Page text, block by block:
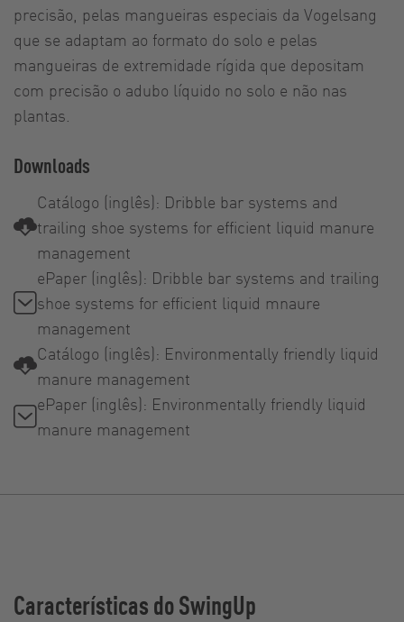
precisão, pelas mangueiras especiais da Vogelsang
que se adaptam ao formato do solo e pelas
mangueiras de extremidade rígida que depositam
com precisão o adubo líquido no solo e não nas
plantas.
Downloads
Catálogo (inglês): Dribble bar systems and
trailing shoe systems for efficient liquid manure
management
ePaper (inglês): Dribble bar systems and trailing
shoe systems for efficient liquid mnaure
management
Catálogo (inglês): Environmentally friendly liquid
manure management
ePaper (inglês): Environmentally friendly liquid
manure management
Características do SwingUp